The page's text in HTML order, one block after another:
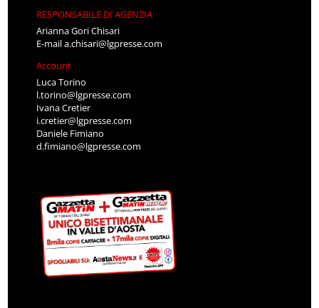
RESPONSABILE DI AGENZIA
Arianna Gori Chisari
E-maila.chisari@lgpresse.com
Account
Luca Torino
l.torino@lgpresse.com
Ivana Cretier
i.cretier@lgpresse.com
Daniele Fimiano
d.fimiano@lgpresse.com